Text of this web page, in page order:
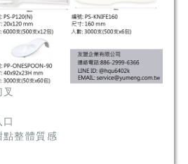
點整體質感